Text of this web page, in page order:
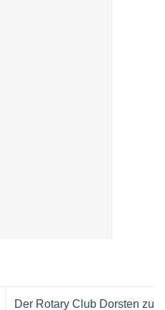
Der Rotary Club Dorsten zu